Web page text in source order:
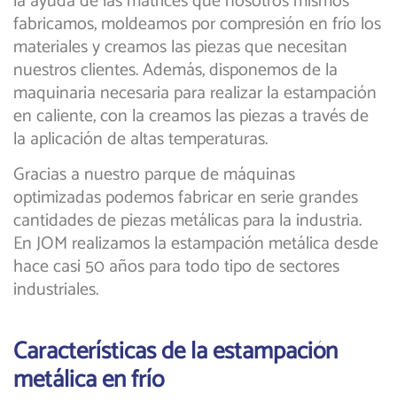
fabricamos, moldeamos por compresión en frío los
materiales y creamos las piezas que necesitan
nuestros clientes. Además, disponemos de la
maquinaria necesaria para realizar la estampación
en caliente, con la creamos las piezas a través de
la aplicación de altas temperaturas.
Gracias a nuestro parque de máquinas
optimizadas podemos fabricar en serie grandes
cantidades de piezas metálicas para la industria.
En JOM realizamos la estampación metálica desde
hace casi 50 años para todo tipo de sectores
industriales.
Características de la estampación
metálica en frío